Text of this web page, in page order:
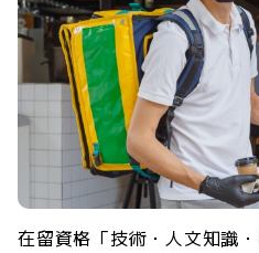
在留資格「技術・人文知識